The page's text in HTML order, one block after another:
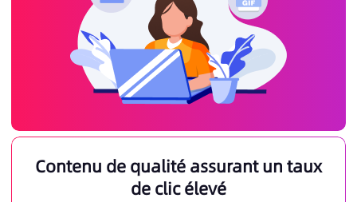
Contenu de qualité assurant un taux
de clic élevé